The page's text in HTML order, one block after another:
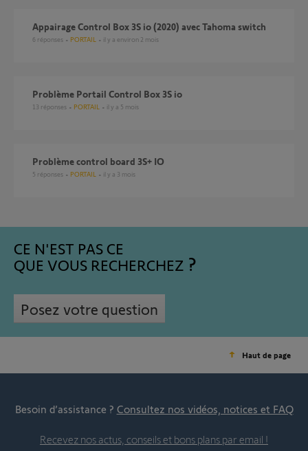
Appairage Control Box 3S io (2020) avec Tahoma switch
6 réponses PORTAIL il y a environ 2 mois
Problème Portail Control Box 3S io
13 réponses PORTAIL il y a 5 mois
Problème control board 3S+ IO
5 réponses PORTAIL il y a 3 mois
CE N'EST PAS CE
QUE VOUS RECHERCHEZ
Posez votre question
Haut de page
Besoin d’assistance ? Consultez nos vidéos, notices et FAQ
Recevez nos actus, conseils et bons plans par email !